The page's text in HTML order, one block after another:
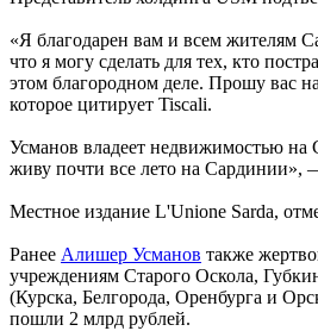
«Я благодарен вам и всем жителям
что я могу сделать для тех, кто
этом благородном деле. Прошу вас
которое цитирует Tiscali.
Усманов владеет недвижимостью на
живу почти все лето на Сардинии»,
Местное издание L'Unione Sarda,
Ранее Алишер Усманов также
учреждениям Старого Оскола,
(Курска, Белгорода, Оренбурга и
пошли 2 млрд рублей.